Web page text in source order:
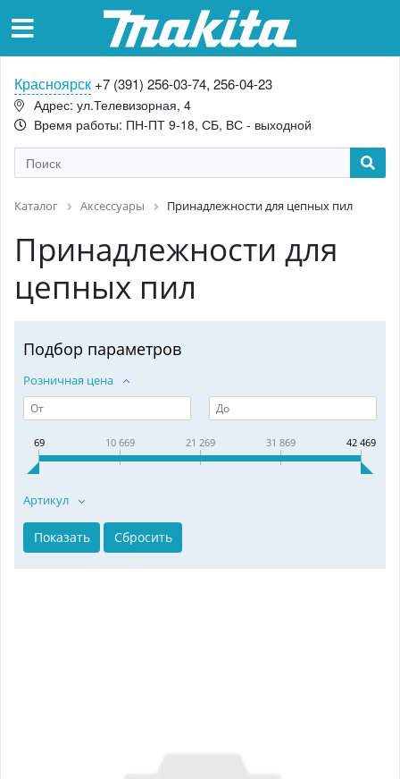
Красноярск +7 (391) 256-03-74, 256-04-23
Адрес: ул.Телевизорная, 4
Время работы: ПН-ПТ 9-18, СБ, ВС - выходной
Каталог Аксессуары Принадлежности для цепных пил
Принадлежности для
цепных пил
Подбор параметров
Розничная цена
69 10 669 21 269 31 869 42 469
Артикул